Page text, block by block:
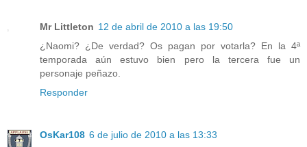
Mr Littleton 12 de abril de 2010 a las 19:50
¿Naomi? ¿De verdad? Os pagan por votarla? En la 4ª
temporada aún estuvo bien pero la tercera fue un
personaje peñazo.
Responder
OsKar108 6 de julio de 2010 a las 13:33